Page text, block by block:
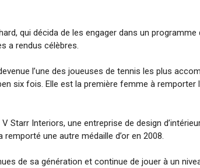
qui décida de les engager dans un programme
a rendus célèbres.
l’une des joueuses de tennis les plus
six fois. Elle est la première femme à remporter
Interiors, une entreprise de design
une autre médaille d’or en 2008.
de sa génération et continue de jouer à un